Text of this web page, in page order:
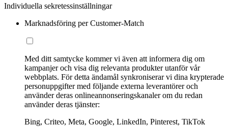
Individuella sekretessinställningar
Marknadsföring per Customer-Match
Med ditt samtycke kommer vi även att informera dig om
kampanjer och visa dig relevanta produkter utanför vår
webbplats. För detta ändamål synkroniserar vi dina krypterade
personuppgifter med följande externa leverantörer och
använder deras onlineannonseringskanaler om du redan
använder deras tjänster:
Bing, Criteo, Meta, Google, LinkedIn, Pinterest, TikTok